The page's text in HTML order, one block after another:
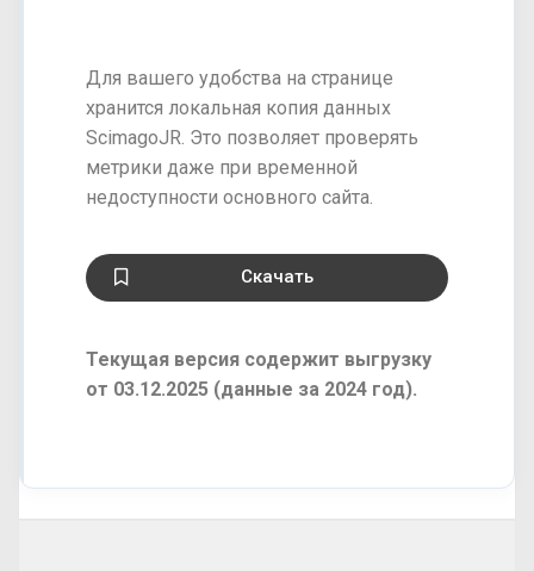
Для вашего удобства на странице
хранится локальная копия данных
ScimagoJR. Это позволяет проверять
метрики даже при временной
недоступности основного сайта.
Скачать
Текущая версия содержит выгрузку
от 03.12.2025 (данные за 2024 год).